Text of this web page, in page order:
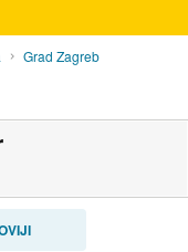
Grad Zagreb